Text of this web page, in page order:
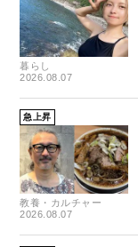
暮らし
2026.08.07
急上昇
教養・カルチャー
2026.08.07